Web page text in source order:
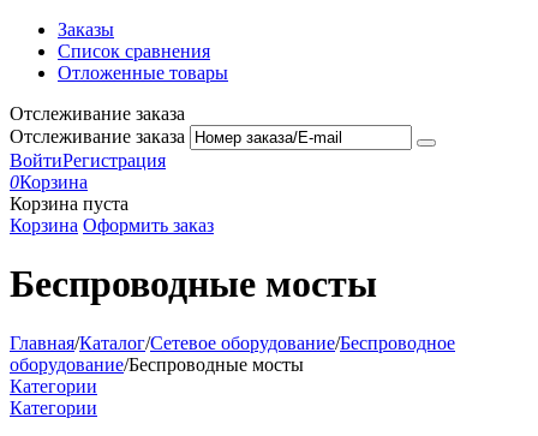
Заказы
Список сравнения
Отложенные товары
Отслеживание заказа
Отслеживание заказа
ВойтиРегистрация
0Корзина
Корзина пуста
Корзина Оформить заказ
Беспроводные мосты
Главная/Каталог/Сетевое оборудование/Беспроводное
оборудование/Беспроводные мосты
Категории
Категории